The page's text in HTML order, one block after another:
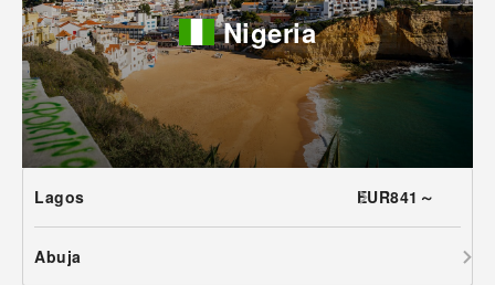
Nigeria
Lagos EUR841～
Abuja